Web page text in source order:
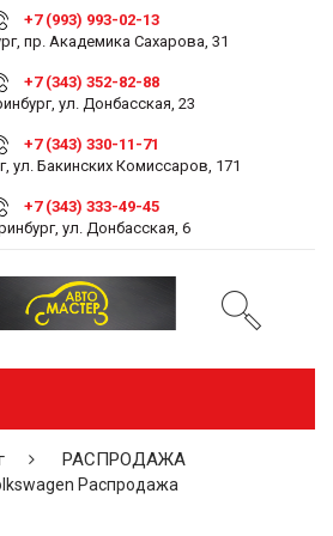
+7 (993) 993-02-13
пр. Академика Сахарова, 31
+7 (343) 352-82-88
ул. Донбасская, 23
+7 (343) 330-11-71
ул. Бакинских Комиссаров, 171
+7 (343) 333-49-45
ул. Донбасская, 6
РАСПРОДАЖА
Распродажа